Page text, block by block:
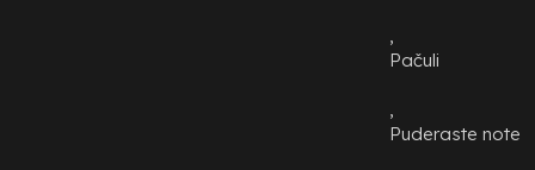
,
Pačuli
,
Puderaste note